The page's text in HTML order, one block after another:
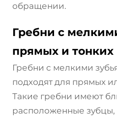
обращении.
Гребни с
прямых и тонких
Гребни с мелкими
подходят для прямых
Такие гребни имеют
расположенные зубцы,